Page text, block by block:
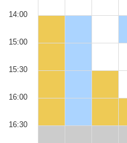
14:00
15:00
15:30
16:00
16:30